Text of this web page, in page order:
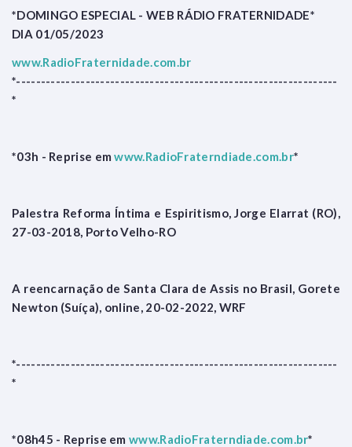
*DOMINGO ESPECIAL - WEB RÁDIO FRATERNIDADE*
DIA 01/05/2023
www.RadioFraternidade.com.br
*-----------------------------------------------------------------
*
*03h - Reprise emwww.RadioFraterndiade.com.br*
Palestra Reforma Íntima e Espiritismo, Jorge Elarrat (RO),
27-03-2018, Porto Velho-RO
A reencarnação de Santa Clara de Assis no Brasil, Gorete
Newton (Suíça), online, 20-02-2022, WRF
*-----------------------------------------------------------------
*
*08h45 - Reprise emwww.RadioFraterndiade.com.br*